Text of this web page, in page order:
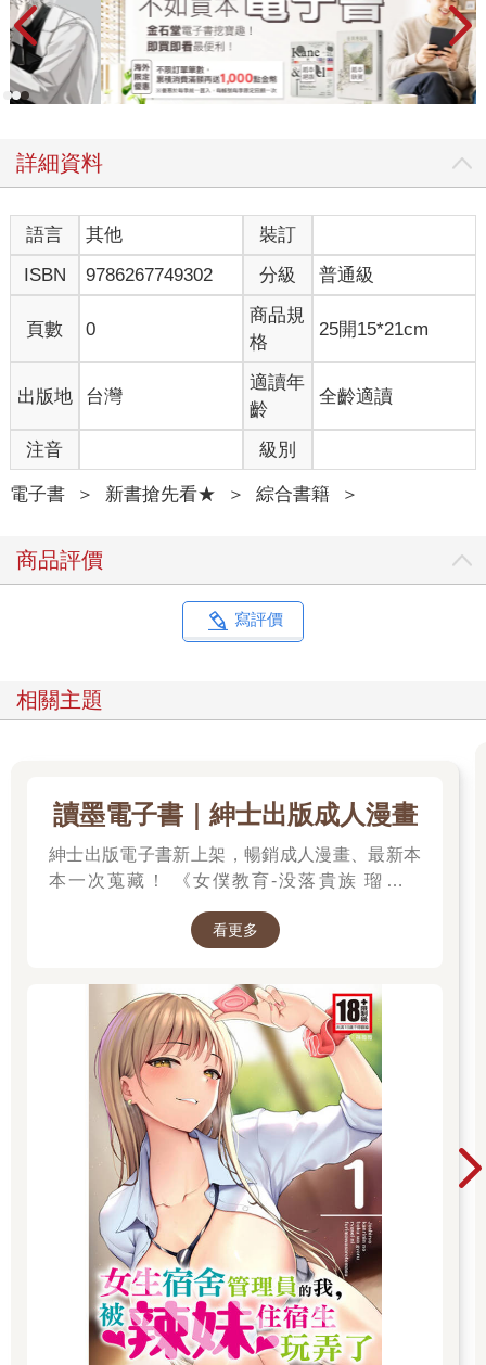
詳細資料
語言 其他
裝訂
ISBN
9786267749302 分級 普通級
頁數 0
商品規
格
25開15*21cm
出版地 台灣
適讀年
齡
全齡適讀
注音 級別
電子書 ＞ 新書搶先看★ ＞ 綜合書籍 ＞
商品評價
寫評價
相關主題
讀墨電子書｜紳士出版成人漫畫
紳士出版電子書新上架，暢銷成人漫畫、最新本
本一次蒐藏！ 《女僕教育-没落貴族 瑠璃川
●得死去活來》等熱門系列作品任君挑選，隨時
看更多